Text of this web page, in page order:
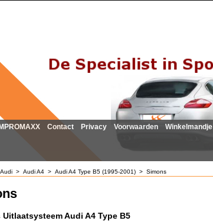
IMPROMAXX Contact Privacy Voorwaarden Winkelmandje
Audi > Audi A4 > Audi A4 Type B5 (1995-2001) > Simons
Uitlaatsysteem Audi A4 Type B5